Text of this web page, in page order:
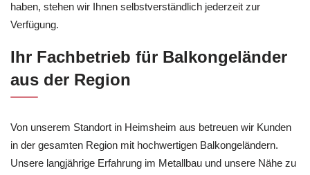
haben, stehen wir Ihnen selbstverständlich jederzeit zur
Verfügung.
Ihr Fachbetrieb für Balkongeländer
aus der Region
Von unserem Standort in Heimsheim aus betreuen wir Kunden
in der gesamten Region mit hochwertigen Balkongeländern.
Unsere langjährige Erfahrung im Metallbau und unsere Nähe zu